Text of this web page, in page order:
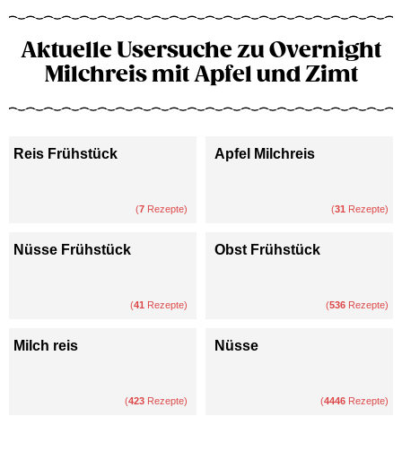
Aktuelle Usersuche zu Overnight
Milchreis mit Apfel und Zimt
Reis Frühstück
(7 Rezepte)
Apfel Milchreis
(31 Rezepte)
Nüsse Frühstück
(41 Rezepte)
Obst Frühstück
(536 Rezepte)
Milch reis
(423 Rezepte)
Nüsse
(4446 Rezepte)